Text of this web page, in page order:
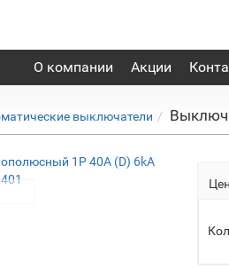
О компании Акции
выключатели